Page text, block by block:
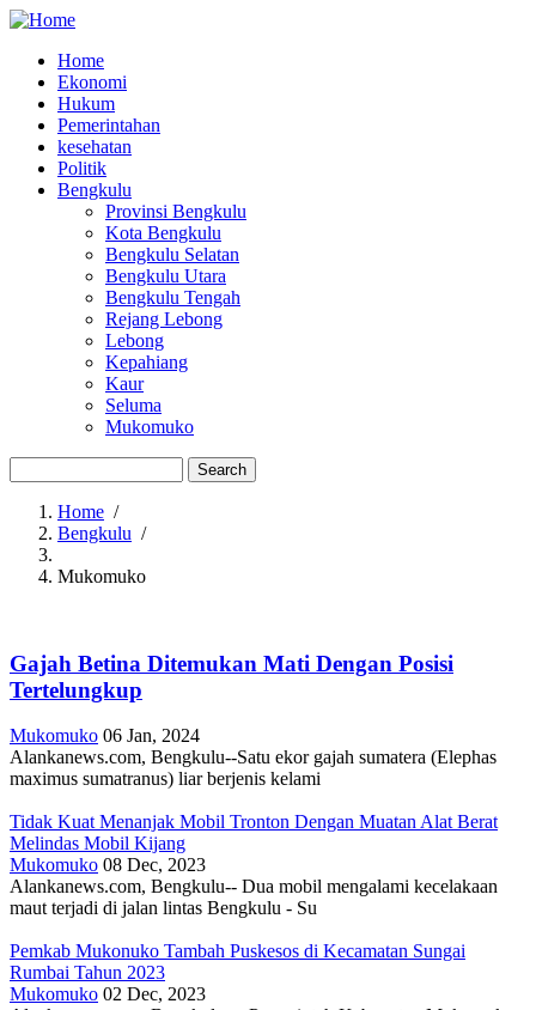
Main
navigation
Home
Ekonomi
Hukum
Pemerintahan
kesehatan
Politik
Bengkulu
Provinsi Bengkulu
Kota Bengkulu
Bengkulu Selatan
Bengkulu Utara
Bengkulu Tengah
Rejang Lebong
Lebong
Kepahiang
Kaur
Seluma
Mukomuko
Breadcrumb
Home /
Bengkulu /
Mukomuko
Gajah Betina Ditemukan Mati Dengan Posisi
Tertelungkup
Mukomuko 06 Jan, 2024
Alankanews.com, Bengkulu--Satu ekor gajah sumatera (Elephas
maximus sumatranus) liar berjenis kelami
Tidak Kuat Menanjak Mobil Tronton Dengan Muatan Alat Berat
Melindas Mobil Kijang
Mukomuko 08 Dec, 2023
Alankanews.com, Bengkulu-- Dua mobil mengalami kecelakaan
maut terjadi di jalan lintas Bengkulu - Su
Pemkab Mukonuko Tambah Puskesos di Kecamatan Sungai
Rumbai Tahun 2023
Mukomuko 02 Dec, 2023